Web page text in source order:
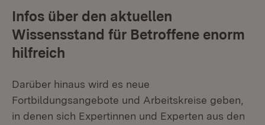
Infos über den aktuellen
Wissensstand für Betroffene enorm
hilfreich
Darüber hinaus wird es neue
Fortbildungsangebote und Arbeitskreise geben,
in denen sich Expertinnen und Experten aus den